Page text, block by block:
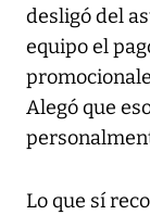
desligó del
equipo el
Alegó que
Lo que sí